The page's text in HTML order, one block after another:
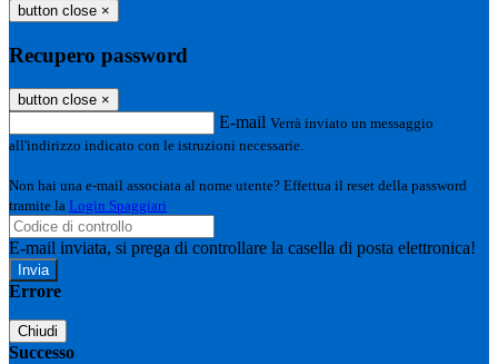
button close ×
Recupero password
button close ×
E-mail Verrà inviato un messaggio
all'indirizzo indicato con le istruzioni necessarie.
Non hai una e-mail associata al nome utente? Effettua il reset della password
tramite la Login Spaggiari
E-mail inviata, si prega di controllare la casella di posta elettronica!
Errore
Chiudi
Successo